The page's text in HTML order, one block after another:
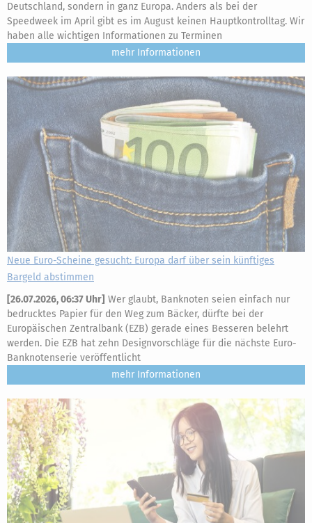
Deutschland, sondern in ganz Europa. Anders als bei der
Speedweek im April gibt es im August keinen Hauptkontrolltag. Wir
haben alle wichtigen Informationen zu Terminen
mehr
Neue Euro-Scheine gesucht: Europa darf über sein künftiges
Bargeld abstimmen
[26.07.2026, 06:37 Uhr] Wer glaubt, Banknoten seien einfach nur
bedrucktes Papier für den Weg zum Bäcker, dürfte bei der
Europäischen Zentralbank (EZB) gerade eines Besseren belehrt
werden. Die EZB hat zehn Designvorschläge für die nächste Euro-
Banknotenserie veröffentlicht
mehr